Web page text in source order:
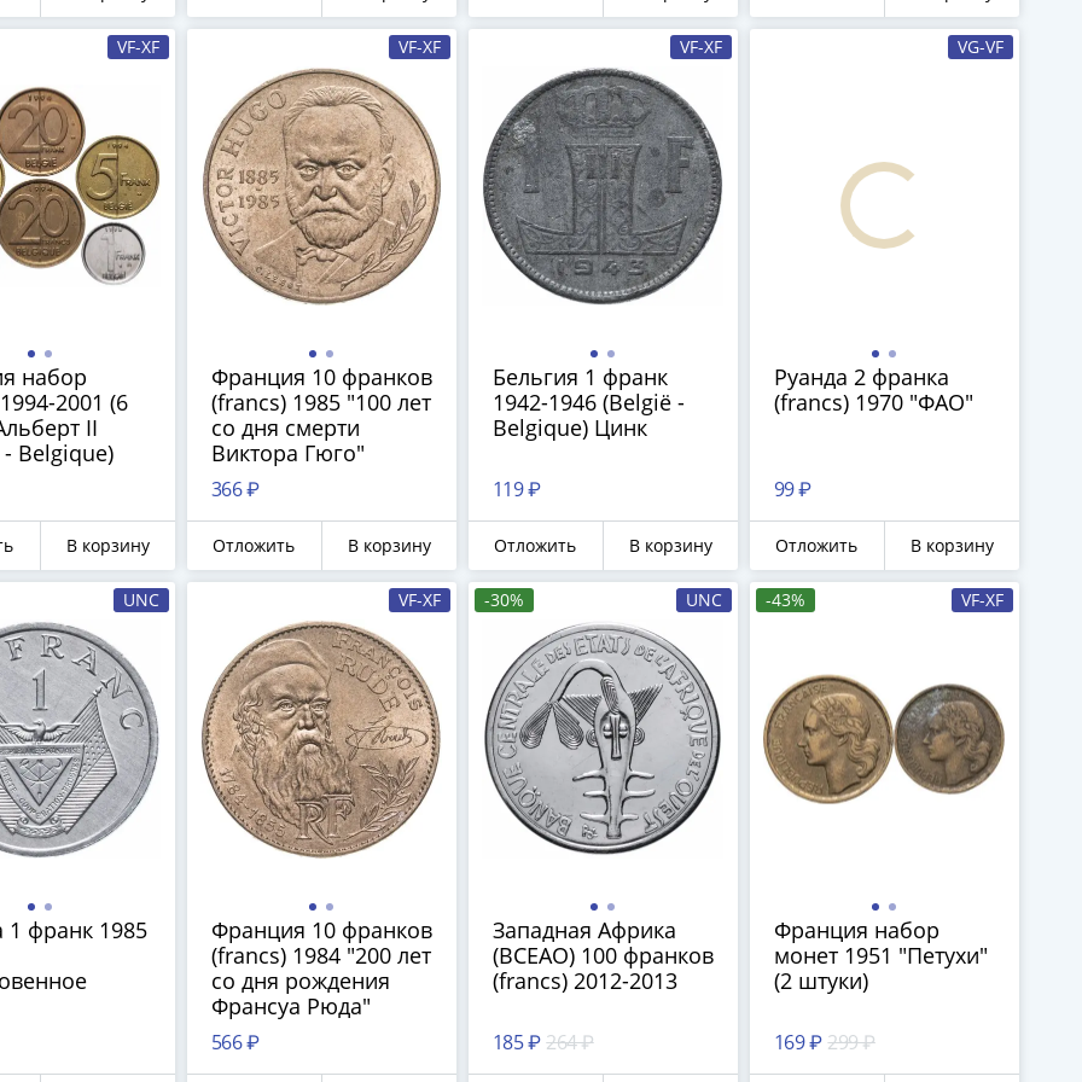
VF-XF
набор
2001 (6
II
Belgique)
В корзину
VF-XF
Франция 10 франков
(francs) 1985 "100 лет
со дня смерти
Виктора Гюго"
366 ₽
Отложить В корзину
VF-XF
Бельгия 1 франк
1942-1946 (België -
Belgique) Цинк
119 ₽
Отложить В корзину
VG-VF
Руанда 2 франка
(francs) 1970 "ФАО"
99 ₽
Отложить В корзину
UNC
1 франк 1985
VF-XF
Франция 10 франков
(francs) 1984 "200 лет
со дня рождения
Франсуа Рюда"
566 ₽
-30% UNC
Западная Африка
(BCEAO) 100 франков
(francs) 2012-2013
185 ₽ 264 ₽
-43% VF-XF
Франция набор
монет 1951 "Петухи"
(2 штуки)
169 ₽ 299 ₽
бесплатно набор всех 18
новинок ЦБ России 2026 года!
С бесплатной доставкой в любой город РФ!
✅ являются законным платёжным средством
Получить бесплатно набор новинок